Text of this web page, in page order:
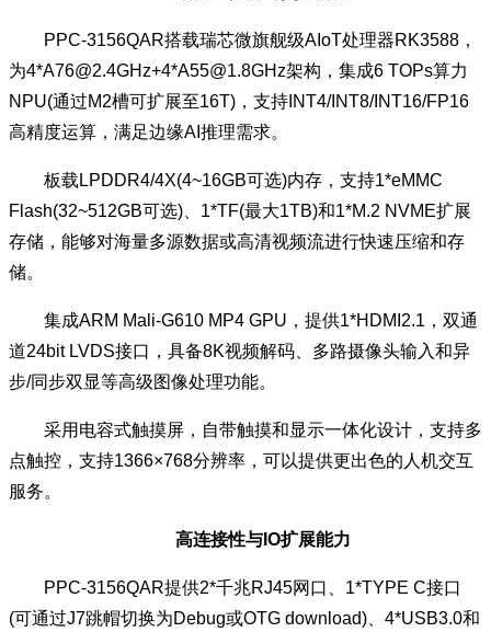
PPC-3156QAR搭载瑞芯微旗舰级AIoT处理器RK3588，
为4*A76@2.4GHz+4*A55@1.8GHz架构，集成6 TOPs算力
NPU(通过M2槽可扩展至16T)，支持INT4/INT8/INT16/FP16
高精度运算，满足边缘AI推理需求。
板载LPDDR4/4X(4~16GB可选)内存，支持1*eMMC
Flash(32~512GB可选)、1*TF(最大1TB)和1*M.2 NVME扩展
存储，能够对海量多源数据或高清视频流进行快速压缩和存
储。
集成ARM Mali-G610 MP4 GPU，提供1*HDMI2.1，双通
道24bit LVDS接口，具备8K视频解码、多路摄像头输入和异
步/同步双显等高级图像处理功能。
采用电容式触摸屏，自带触摸和显示一体化设计，支持多
点触控，支持1366×768分辨率，可以提供更出色的人机交互
服务。
高连接性与IO扩展能力
PPC-3156QAR提供2*千兆RJ45网口、1*TYPE C接口
(可通过J7跳帽切换为Debug或OTG download)、4*USB3.0和